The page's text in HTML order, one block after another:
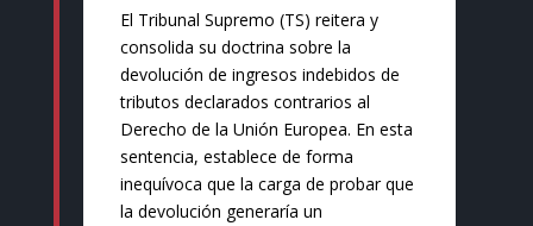
El Tribunal Supremo (TS) reitera y
consolida su doctrina sobre la
devolución de ingresos indebidos de
tributos declarados contrarios al
Derecho de la Unión Europea. En esta
sentencia, establece de forma
inequívoca que la carga de probar que
la devolución generaría un